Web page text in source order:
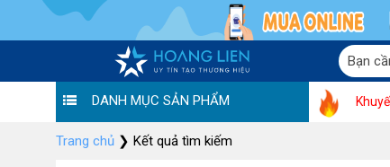
DANH MỤC SẢN PHẨM
Trang chủ ❯ Kết quả tìm kiếm